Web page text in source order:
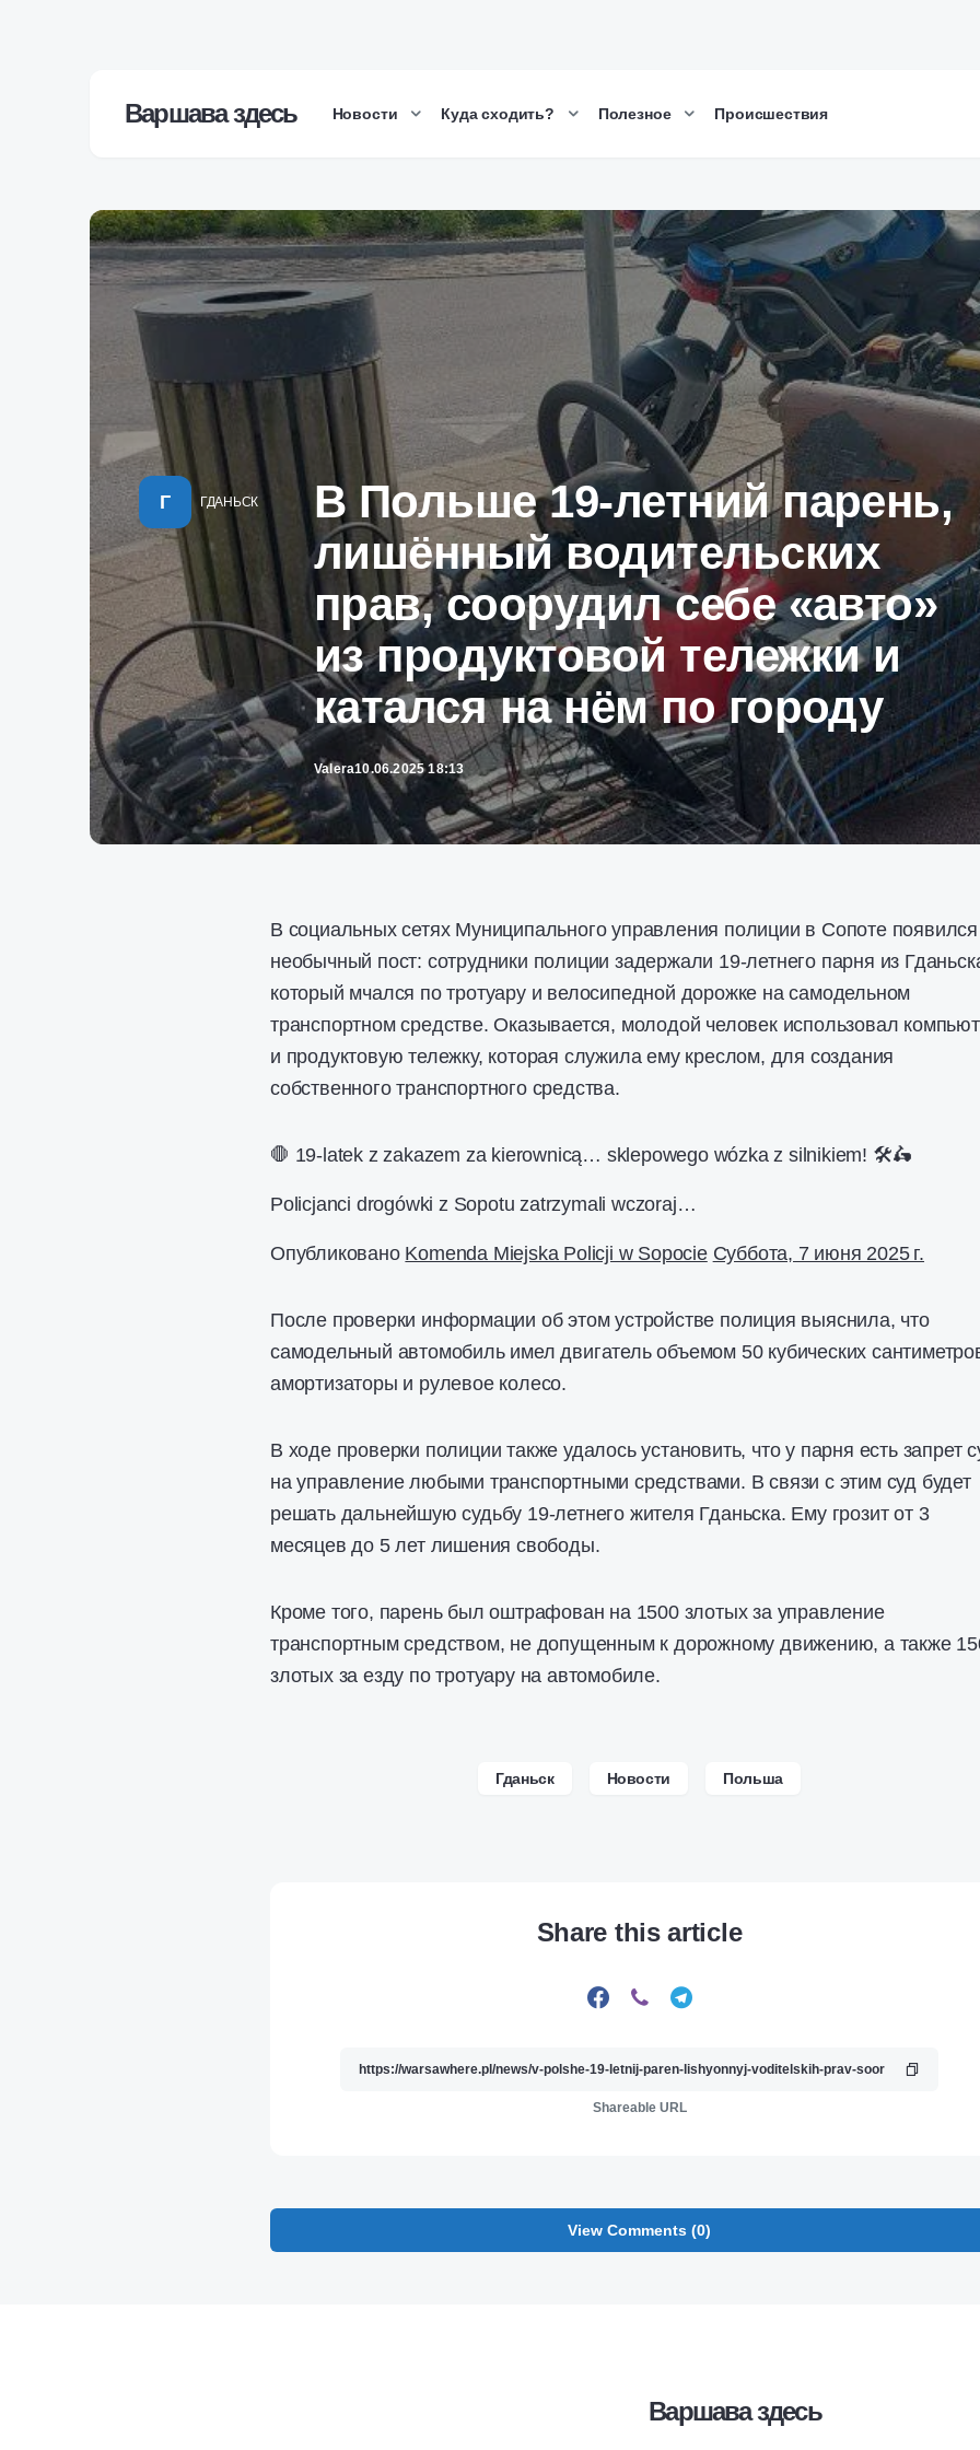
Варшава здесь Новости Куда сходить? Полезное Происшествия
Г ГДАНЬСК
В Польше 19-летний парень,
лишённый водительских
прав, соорудил себе «авто»
из продуктовой тележки и
катался на нём по городу
Valera10.06.2025 18:13
В социальных сетях Муниципального управления полиции в Сопоте появился
необычный пост: сотрудники полиции задержали 19-летнего парня из
который мчался по тротуару и велосипедной дорожке на самодельном
транспортном средстве. Оказывается, молодой человек использовал
и продуктовую тележку, которая служила ему креслом, для создания
собственного транспортного средства.
🛑 19-latek z zakazem za kierownicą… sklepowego wózka z silnikiem! 🛠️🛵
Policjanci drogówki z Sopotu zatrzymali wczoraj…
Опубликовано Komenda Miejska Policji w Sopocie Суббота, 7 июня 2025 г.
После проверки информации об этом устройстве полиция выяснила, что
самодельный автомобиль имел двигатель объемом 50 кубических
амортизаторы и рулевое колесо.
В ходе проверки полиции также удалось установить, что у парня есть запрет
на управление любыми транспортными средствами. В связи с этим суд будет
решать дальнейшую судьбу 19-летнего жителя Гданьска. Ему грозит от 3
месяцев до 5 лет лишения свободы.
Кроме того, парень был оштрафован на 1500 злотых за управление
транспортным средством, не допущенным к дорожному движению, а также
злотых за езду по тротуару на автомобиле.
Гданьск Новости Польша
Share this article
Shareable URL
View Comments (0)
Варшава здесь